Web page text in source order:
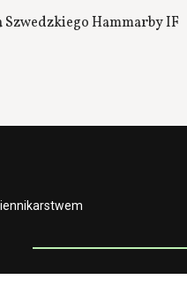
Szwedzkiego Hammarby IF